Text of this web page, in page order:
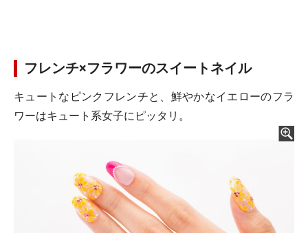
フレンチ×フラワーのスイートネイル
キュートなピンクフレンチと、鮮やかなイエローのフラ
ワーはキュート系女子にピッタリ。